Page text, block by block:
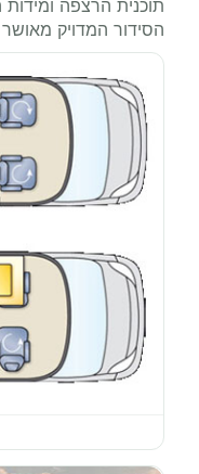
תוכנית הרצפה
הסידור המדויק